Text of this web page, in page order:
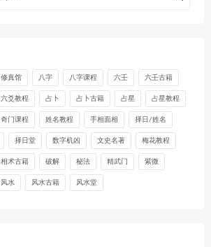
修真馆 八字 八字课程 六壬 六壬古籍
六爻教程 占卜 占卜古籍 占星 占星教程
奇门课程 姓名教程 手相面相 择日/姓名
择日堂 数字机凶 文史名著 梅花教程
相术古籍 破解 秘法 精武门 紫微
风水 风水古籍 风水堂